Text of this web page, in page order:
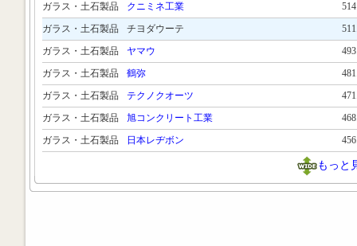
ガラス・土石製品
クニミネ工業
ガラス・土石製品
チヨダウーテ
ガラス・土石製品
ヤマウ
ガラス・土石製品
鶴弥
ガラス・土石製品
テクノクオーツ
ガラス・土石製品
旭コンクリート工業
ガラス・土石製品
日本レヂボン
もっと